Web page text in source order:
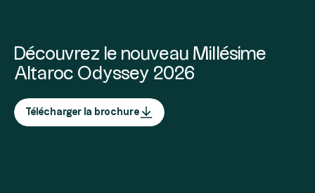
Découvrez le nouveau Millésime
Altaroc Odyssey 2026
Télécharger la brochure